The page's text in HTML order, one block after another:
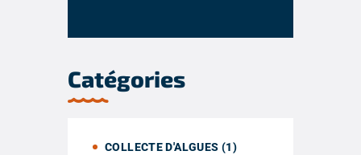
Catégories
COLLECTE D'ALGUES (1)